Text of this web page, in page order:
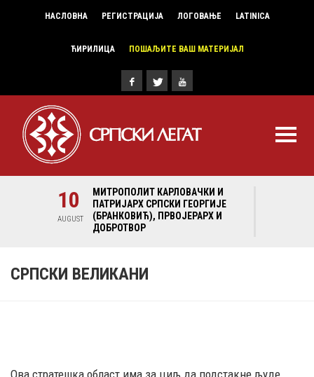
НАСЛОВНА РЕГИСТРАЦИЈА ЛОГОВАЊЕ LATINICA
ЋИРИЛИЦА ПОШАЉИТЕ ВАШ МАТЕРИЈАЛ
10
AUGUST
МИТРОПОЛИТ КАРЛОВАЧКИ И
ПАТРИЈАРХ СРПСКИ ГЕОРГИЈЕ
(БРАНКОВИЋ), ПРВОЈЕРАРХ И
ДОБРОТВОР
СРПСКИ ВЕЛИКАНИ
Ова стратешка област има за циљ да подстакне људе